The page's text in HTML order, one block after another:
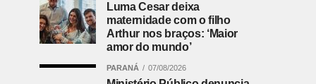
Luma Cesar deixa
maternidade com o filho
Arthur nos braços: ‘Maior
amor do mundo’
PARANÁ 07/08/2026